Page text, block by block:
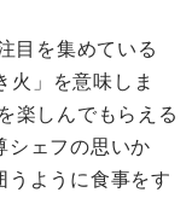
目を集めている
火」を意味しま
楽しんでもらえる
シェフの思いか
うように食事をす